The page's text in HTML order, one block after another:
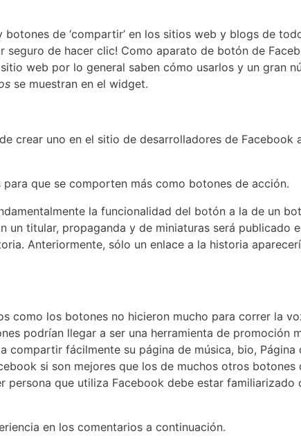
de ‘compartir’ en los sitios web y blogs de
de hacer clic! Como aparato de botón de
web por lo general saben cómo usarlos y un gran
se muestran en el widget.
crear uno en el sitio de desarrolladores de Facebook
que se comporten más como botones de acción.
la funcionalidad del botón a la de un
un titular, propaganda y de miniaturas será publicado
Anteriormente, sólo un enlace a la historia
como los botones no hicieron mucho para correr la
podrían llegar a ser una herramienta de promoción
fácilmente su página de música, bio,
si son mejores que los de muchos otros
persona que utiliza Facebook debe estar
en los comentarios a continuación.